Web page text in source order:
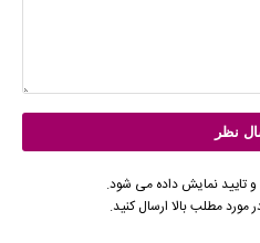
تایید نمایش داده می شود.
مورد مطلب بالا ارسال کنید.